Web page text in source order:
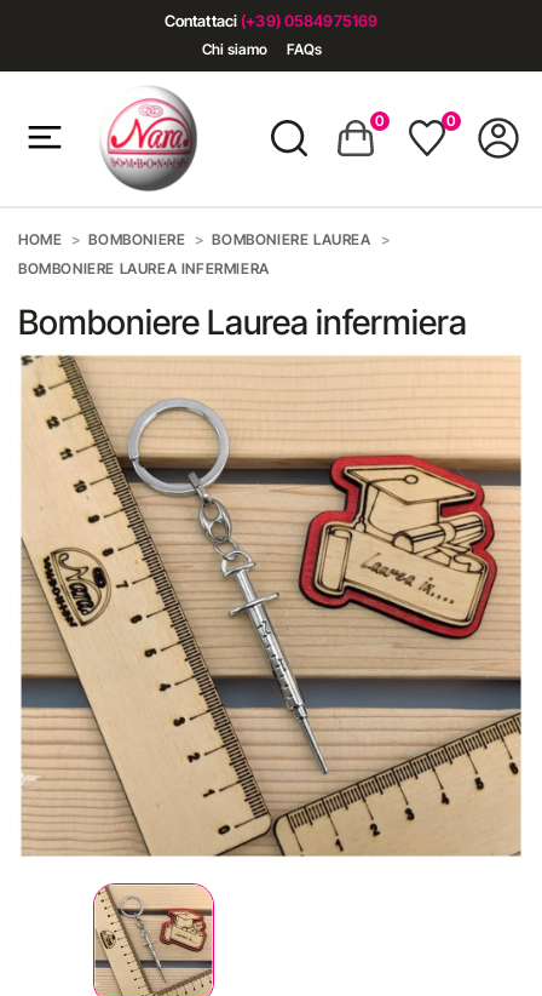
Contattaci (+39) 0584975169
Chi siamo FAQs
0 0
HOME BOMBONIERE
BOMBONIERE LAUREA
BOMBONIERE LAUREA INFERMIERA
Bomboniere Laurea infermiera